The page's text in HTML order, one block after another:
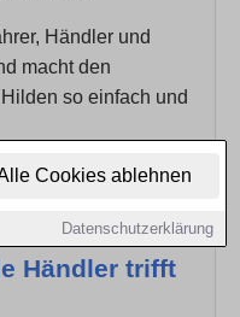
Cookies ablehnen
Datenschutzerklärung
Händler und
macht den
so einfach und
Händler trifft